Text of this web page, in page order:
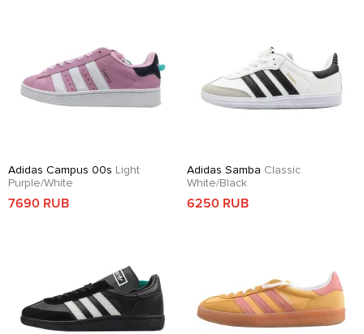
Adidas Campus 00s Light
Purple/White
7690 RUB
Adidas Samba Classic
White/Black
6250 RUB